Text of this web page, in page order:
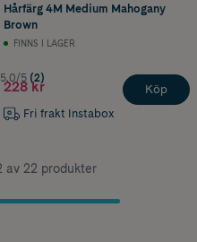
Hårfärg 4M Medium Mahogany
Brown
FINNS I LAGER
5.0/5 (2)
228 kr
Fri frakt Instabox
Köp
av 22 produkter